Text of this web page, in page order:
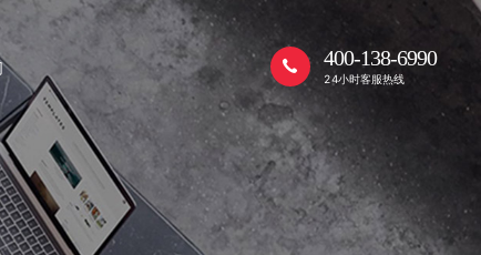
400-138-6990
24小时客服热线